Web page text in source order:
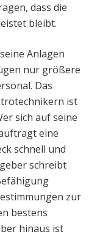
dass die
bleibt.
Anlagen
nur größere
Das
ist
sich auf seine
eine
schnell und
schreibt
zur
bestens
hinaus ist